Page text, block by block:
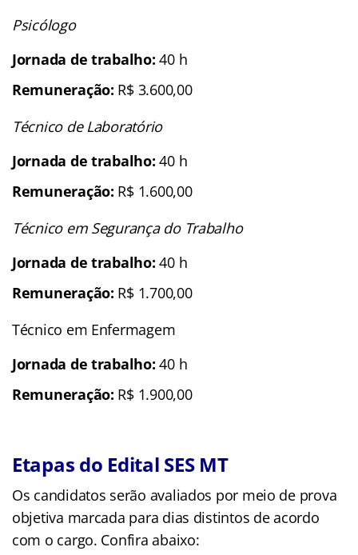
Psicólogo
Jornada de trabalho: 40 h
Remuneração: R$ 3.600,00
Técnico de Laboratório
Jornada de trabalho: 40 h
Remuneração: R$ 1.600,00
Técnico em Segurança do Trabalho
Jornada de trabalho: 40 h
Remuneração: R$ 1.700,00
Técnico em Enfermagem
Jornada de trabalho: 40 h
Remuneração: R$ 1.900,00
Etapas do Edital SES MT
Os candidatos serão avaliados por meio de prova
objetiva marcada para dias distintos de acordo
com o cargo. Confira abaixo: